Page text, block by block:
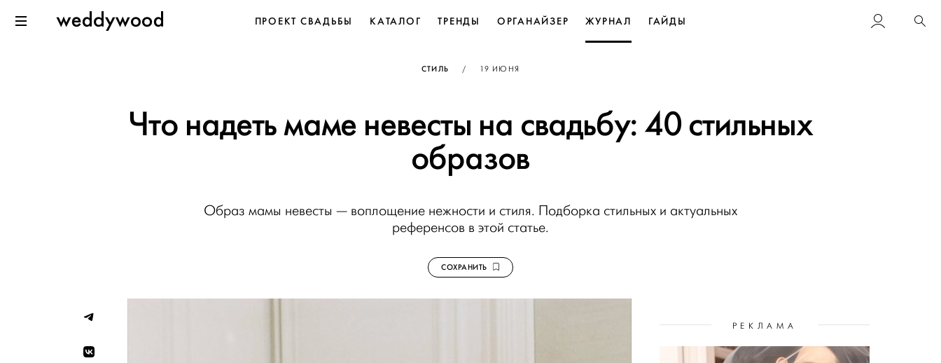
к содержанию
WeddywoodПРОЕКТ СВАДЬБЫ КАТАЛОГ ТРЕНДЫ ОРГАНАЙЗЕР ЖУРНАЛ ГАЙДЫ
СТИЛЬ / ОПУБЛИКОВАНО
19 ИЮНЯ
Что надеть маме невесты на свадьбу: 40 стильных
образов
Образ мамы невесты — воплощение нежности и стиля. Подборка стильных и актуальных
референсов в этой статье.
СОХРАНИТЬ
РЕКЛАМА